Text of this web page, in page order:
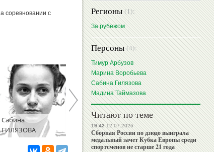
соревновании с
Сабина
ГИЛЯЗОВА
Мадина
ТАЙМАЗОВА
Регионы(1):
За рубежом
Персоны(4):
Тимур Арбузов
Марина Воробьева
Сабина Гилязова
Мадина Таймазова
Читают по теме
19:4212.07.2026
Сборная России по дзюдо выиграла
медальный зачет Кубка Европы среди
спортсменов не старше 21 года